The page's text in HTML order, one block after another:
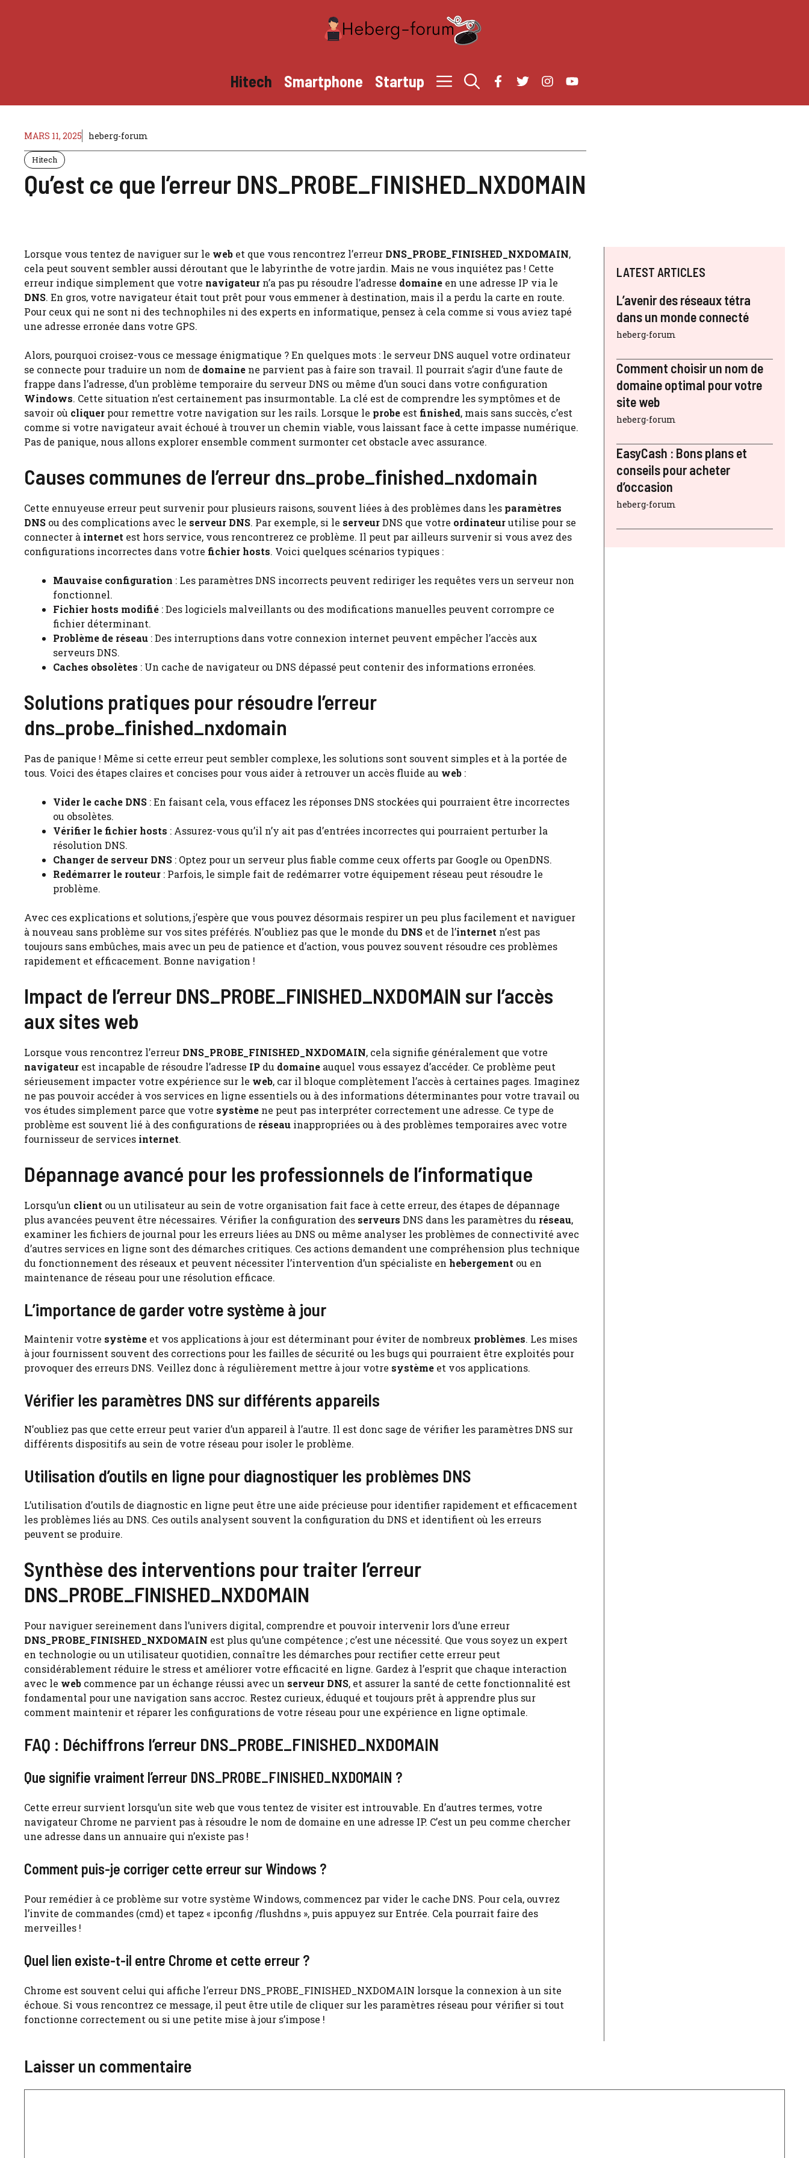
Hitech Smartphone Startup
MARS 11, 2025 heberg-forum
Hitech
Qu’est ce que l’erreur DNS_PROBE_FINISHED_NXDOMAIN
Lorsque vous tentez de naviguer sur le web et que vous rencontrez l’erreur DNS_PROBE_FINISHED_NXDOMAIN,
cela peut souvent sembler aussi déroutant que le labyrinthe de votre jardin. Mais ne vous inquiétez pas ! Cette
erreur indique simplement que votre navigateur n’a pas pu résoudre l’adresse domaine en une adresse IP via le
DNS. En gros, votre navigateur était tout prêt pour vous emmener à destination, mais il a perdu la carte en route.
Pour ceux qui ne sont ni des technophiles ni des experts en informatique, pensez à cela comme si vous aviez tapé
une adresse erronée dans votre GPS.
Alors, pourquoi croisez-vous ce message énigmatique ? En quelques mots : le serveur DNS auquel votre ordinateur
se connecte pour traduire un nom de domaine ne parvient pas à faire son travail. Il pourrait s’agir d’une faute de
frappe dans l’adresse, d’un problème temporaire du serveur DNS ou même d’un souci dans votre configuration
Windows. Cette situation n’est certainement pas insurmontable. La clé est de comprendre les symptômes et de
savoir où cliquer pour remettre votre navigation sur les rails. Lorsque le probe est finished, mais sans succès, c’est
comme si votre navigateur avait échoué à trouver un chemin viable, vous laissant face à cette impasse numérique.
Pas de panique, nous allons explorer ensemble comment surmonter cet obstacle avec assurance.
Causes communes de l’erreur dns_probe_finished_nxdomain
Cette ennuyeuse erreur peut survenir pour plusieurs raisons, souvent liées à des problèmes dans les paramètres
DNS ou des complications avec le serveur DNS. Par exemple, si le serveurDNS que votre ordinateurutilise pour se
connecter à internet est hors service, vous rencontrerez ce problème. Il peut par ailleurs survenir si vous avez des
configurations incorrectes dans votre fichier hosts. Voici quelques scénarios typiques :
Mauvaise configuration : Les paramètres DNS incorrects peuvent rediriger les requêtes vers un serveur non
fonctionnel.
Fichier hosts modifié : Des logiciels malveillants ou des modifications manuelles peuvent corrompre ce
fichier déterminant.
Problème de réseau : Des interruptions dans votre connexion internet peuvent empêcher l’accès aux
serveurs DNS.
Caches obsolètes : Un cache de navigateur ou DNS dépassé peut contenir des informations erronées.
Solutions pratiques pour résoudre l’erreur
dns_probe_finished_nxdomain
Pas de panique ! Même si cette erreur peut sembler complexe, les solutions sont souvent simples et à la portée de
tous. Voici des étapes claires et concises pour vous aider à retrouver un accès fluide au web :
Vider le cache DNS : En faisant cela, vous effacez les réponses DNS stockées qui pourraient être incorrectes
ou obsolètes.
Vérifier le fichier hosts : Assurez-vous qu’il n’y ait pas d’entrées incorrectes qui pourraient perturber la
résolution DNS.
Changer de serveur DNS : Optez pour un serveur plus fiable comme ceux offerts par Google ou OpenDNS.
Redémarrer le routeur : Parfois, le simple fait de redémarrer votre équipement réseau peut résoudre le
problème.
Avec ces explications et solutions, j’espère que vous pouvez désormais respirer un peu plus facilement et naviguer
à nouveau sans problème sur vos sites préférés. N’oubliez pas que le monde du DNS et de l’internet n’est pas
toujours sans embûches, mais avec un peu de patience et d’action, vous pouvez souvent résoudre ces problèmes
rapidement et efficacement. Bonne navigation !
Impact de l’erreur DNS_PROBE_FINISHED_NXDOMAIN sur l’accès
aux sites web
Lorsque vous rencontrez l’erreur DNS_PROBE_FINISHED_NXDOMAIN, cela signifie généralement que votre
navigateur est incapable de résoudre l’adresse IP du domaine auquel vous essayez d’accéder. Ce problème peut
sérieusement impacter votre expérience sur le web, car il bloque complètement l’accès à certaines pages. Imaginez
ne pas pouvoir accéder à vos services en ligne essentiels ou à des informations déterminantes pour votre travail ou
vos études simplement parce que votre système ne peut pas interpréter correctement une adresse. Ce type de
problème est souvent lié à des configurations de réseau inappropriées ou à des problèmes temporaires avec votre
fournisseur de services internet.
Dépannage avancé pour les professionnels de l’informatique
Lorsqu’un client ou un utilisateur au sein de votre organisation fait face à cette erreur, des étapes de dépannage
plus avancées peuvent être nécessaires. Vérifier la configuration des serveurs DNS dans les paramètres du réseau,
examiner les fichiers de journal pour les erreurs liées au DNS ou même analyser les problèmes de connectivité avec
d’autres services en ligne sont des démarches critiques. Ces actions demandent une compréhension plus technique
du fonctionnement des réseaux et peuvent nécessiter l’intervention d’un spécialiste en hebergement ou en
maintenance de réseau pour une résolution efficace.
L’importance de garder votre système à jour
Maintenir votre système et vos applications à jour est déterminant pour éviter de nombreux problèmes. Les mises
à jour fournissent souvent des corrections pour les failles de sécurité ou les bugs qui pourraient être exploités pour
provoquer des erreurs DNS. Veillez donc à régulièrement mettre à jour votre système et vos applications.
Vérifier les paramètres DNS sur différents appareils
N’oubliez pas que cette erreur peut varier d’un appareil à l’autre. Il est donc sage de vérifier les paramètres DNS sur
différents dispositifs au sein de votre réseau pour isoler le problème.
Utilisation d’outils en ligne pour diagnostiquer les problèmes DNS
L’utilisation d’outils de diagnostic en ligne peut être une aide précieuse pour identifier rapidement et efficacement
les problèmes liés au DNS. Ces outils analysent souvent la configuration du DNS et identifient où les erreurs
peuvent se produire.
Synthèse des interventions pour traiter l’erreur
DNS_PROBE_FINISHED_NXDOMAIN
Pour naviguer sereinement dans l’univers digital, comprendre et pouvoir intervenir lors d’une erreur
DNS_PROBE_FINISHED_NXDOMAIN est plus qu’une compétence ; c’est une nécessité. Que vous soyez un expert
en technologie ou un utilisateur quotidien, connaître les démarches pour rectifier cette erreur peut
considérablement réduire le stress et améliorer votre efficacité en ligne. Gardez à l’esprit que chaque interaction
avec le web commence par un échange réussi avec un serveur DNS, et assurer la santé de cette fonctionnalité est
fondamental pour une navigation sans accroc. Restez curieux, éduqué et toujours prêt à apprendre plus sur
comment maintenir et réparer les configurations de votre réseau pour une expérience en ligne optimale.
FAQ : Déchiffrons l’erreur DNS_PROBE_FINISHED_NXDOMAIN
Que signifie vraiment l’erreur DNS_PROBE_FINISHED_NXDOMAIN ?
Cette erreur survient lorsqu’un site web que vous tentez de visiter est introuvable. En d’autres termes, votre
navigateur Chrome ne parvient pas à résoudre le nom de domaine en une adresse IP. C’est un peu comme chercher
une adresse dans un annuaire qui n’existe pas !
Comment puis-je corriger cette erreur sur Windows ?
Pour remédier à ce problème sur votre système Windows, commencez par vider le cache DNS. Pour cela, ouvrez
l’invite de commandes (cmd) et tapez « ipconfig /flushdns », puis appuyez sur Entrée. Cela pourrait faire des
merveilles !
Quel lien existe-t-il entre Chrome et cette erreur ?
Chrome est souvent celui qui affiche l’erreur DNS_PROBE_FINISHED_NXDOMAIN lorsque la connexion à un site
échoue. Si vous rencontrez ce message, il peut être utile de cliquer sur les paramètres réseau pour vérifier si tout
fonctionne correctement ou si une petite mise à jour s’impose !
LATEST ARTICLES
L’avenir des réseaux tétra
dans un monde connecté
heberg-forum
Comment choisir un nom de
domaine optimal pour votre
site web
heberg-forum
EasyCash : Bons plans et
conseils pour acheter
d’occasion
heberg-forum
Laisser un commentaire